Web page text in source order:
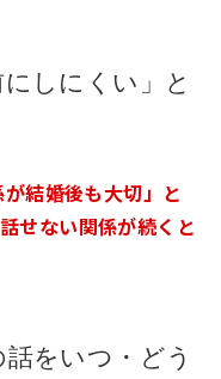
しにくい」と
結婚後も大切」と
せない関係が続くと
をいつ・どう